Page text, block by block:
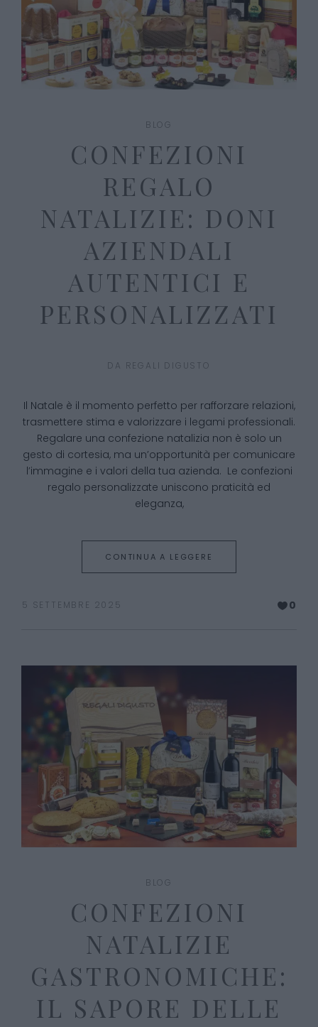
BLOG
CONFEZIONI
REGALO
NATALIZIE: DONI
AZIENDALI
AUTENTICI E
PERSONALIZZATI
DA REGALI DIGUSTO
Il Natale è il momento perfetto per rafforzare relazioni,
trasmettere stima e valorizzare i legami professionali.
Regalare una confezione natalizia non è solo un
gesto di cortesia, ma un’opportunità per comunicare
l’immagine e i valori della tua azienda. Le confezioni
regalo personalizzate uniscono praticità ed
eleganza,
CONTINUA A LEGGERE
5 SETTEMBRE 2025 0
BLOG
CONFEZIONI
NATALIZIE
GASTRONOMICHE:
IL SAPORE DELLE